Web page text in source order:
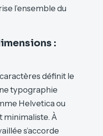
l’ensemble du
:
définit le
typographie
Helvetica ou
minimaliste. À
s’accorde